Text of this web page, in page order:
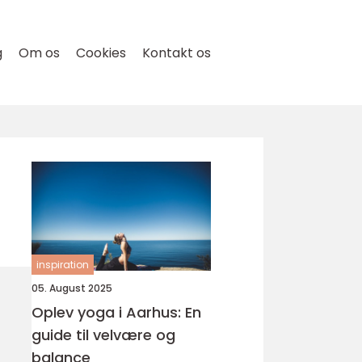
Om os Cookies Kontakt os
inspiration
05. August 2025
Oplev yoga i Aarhus: En
guide til velvære og
balance